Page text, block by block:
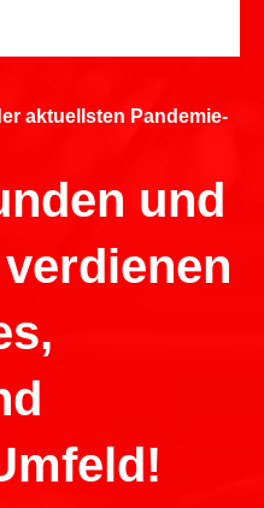
aktuellsten Pandemie-
und